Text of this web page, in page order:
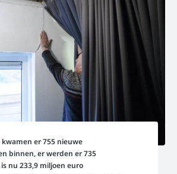
er 755 nieuwe
binnen, er werden er 735
nu 233,9 miljoen euro